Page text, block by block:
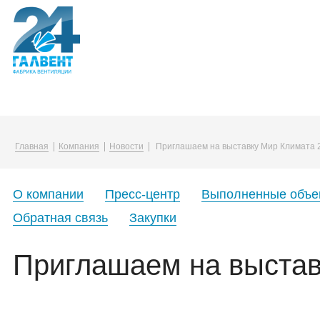
О компании
Вакансии
Корпоративная жизнь
Воздуховоды и фасонные изделия
Вентиляционные решетки и
Канальные нагреватели
Упаковка в плёнку
Главная Компания Новости Приглашаем на выставку Мир Климата
О компании Пресс-центр Выполненные
Обратная связь
Закупки
Приглашаем на